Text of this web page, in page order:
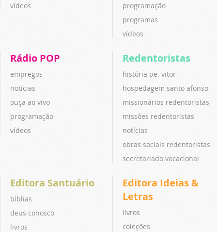
vídeos
programação
programas
vídeos
Rádio POP
empregos
notícias
ouça ao vivo
programação
vídeos
Redentoristas
história pe. vitor
hospedagem santo afonso
missionários redentoristas
missões redentoristas
notícias
obras sociais redentoristas
secretariado vocacional
Editora Santuário
bíblias
deus conosco
livros
Editora Ideias &
Letras
livros
coleções